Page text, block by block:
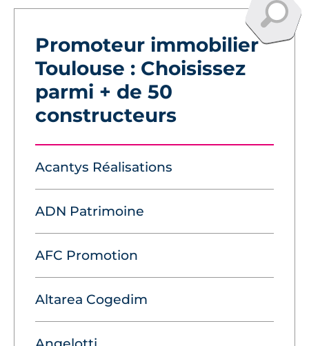
Promoteur immobilier
Toulouse : Choisissez
parmi + de 50
constructeurs
Acantys Réalisations
ADN Patrimoine
AFC Promotion
Altarea Cogedim